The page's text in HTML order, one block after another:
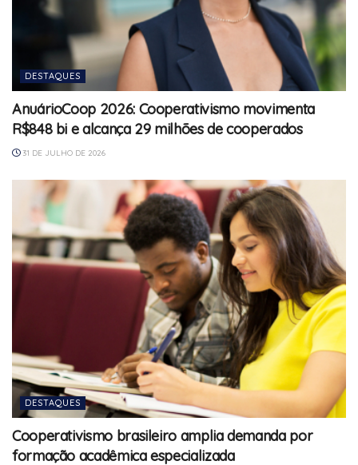
DESTAQUES
AnuárioCoop 2026: Cooperativismo movimenta
R$848 bi e alcança 29 milhões de cooperados
31 DE JULHO DE 2026
DESTAQUES
Cooperativismo brasileiro amplia demanda por
formação acadêmica especializada